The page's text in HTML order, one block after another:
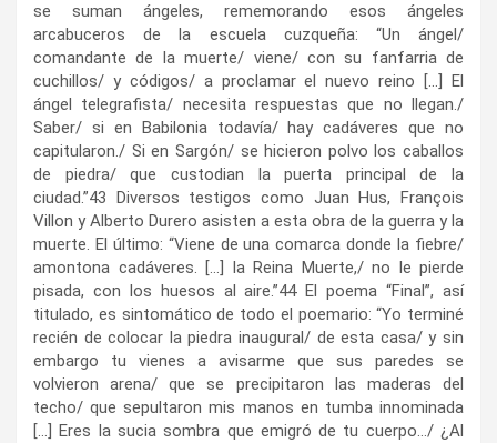
se suman ángeles, rememorando esos ángeles
arcabuceros de la escuela cuzqueña: “Un ángel/
comandante de la muerte/ viene/ con su fanfarria de
cuchillos/ y códigos/ a proclamar el nuevo reino […] El
ángel telegrafista/ necesita respuestas que no llegan./
Saber/ si en Babilonia todavía/ hay cadáveres que no
capitularon./ Si en Sargón/ se hicieron polvo los caballos
de piedra/ que custodian la puerta principal de la
ciudad.”43 Diversos testigos como Juan Hus, François
Villon y Alberto Durero asisten a esta obra de la guerra y la
muerte. El último: “Viene de una comarca donde la fiebre/
amontona cadáveres. […] la Reina Muerte,/ no le pierde
pisada, con los huesos al aire.”44El poema “Final”, así
titulado, es sintomático de todo el poemario: “Yo terminé
recién de colocar la piedra inaugural/ de esta casa/ y sin
embargo tu vienes a avisarme que sus paredes se
volvieron arena/ que se precipitaron las maderas del
techo/ que sepultaron mis manos en tumba innominada
[…] Eres la sucia sombra que emigró de tu cuerpo…/ ¿Al